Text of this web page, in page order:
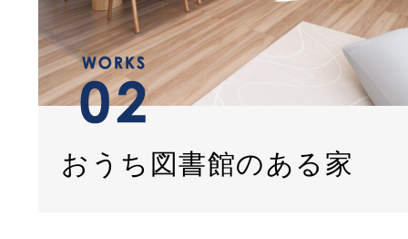
おうち図書館のある家